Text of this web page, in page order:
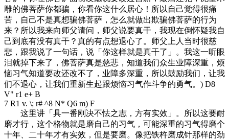
雕的佛菩萨你都骗，你看你这什么居心！所以自己觉得很痛
苦，自己不是真想骗佛菩萨，怎么就做出欺骗佛菩萨的行为
来？所以我来向师父请问，师父说要真干，我现在倒怀疑我自
己到底有没有真干？真的有点想退心了。师父上人当时很慈
悲，跟我说了一句话，说「你这样就是真干了」。我这一听眼
泪就掉下来了，佛菩萨真是慈悲，知道我们众生业障深重，烦
恼习气知道要改还改不了，业障多深重，所以鼓励我们，让我
们不退心，让我们重新生起跟烦恼习气作斗争的勇气。 ) D8
V" r1 e+ B
7 R1 v. \; r# ^8 N* Q6 m) F
这里讲「具一番刚决不怯之志，方有实效」。所以这要耐
磨才行，这个格物就是磨自己的习气，可能深重的习气得磨个
十年、二十年才有实效，但是要磨。像把铁杵磨成针那样的劲